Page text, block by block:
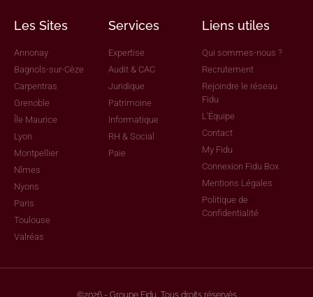
Les Sites
Annonay
Bagnols-sur-Cèze
Carpentras
Grenoble
Île Maurice
Lyon
Montpellier
Nîmes
Nyons
Paris
Toulouse
Valréas
Services
Expertise
Audit & CAC
Juridique
Patrimoine
Informatique
RH & Social
Paie
Liens utiles
Qui sommes-nous ?
Recrutement
Rejoindre le réseau
Fidu
L'Équipe
Contact
My Fidu
Connexion Fidu Box
Mentions Légales
Politique de
Confidentialité
©2026 - Groupe Fidu, Tous droits réservés